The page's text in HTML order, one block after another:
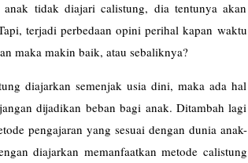
tidak diajari calistung, dia tentunya akan
terjadi perbedaan opini perihal kapan waktu
maka makin baik, atau sebaliknya?
diajarkan semenjak usia dini, maka ada hal
dijadikan beban bagi anak. Ditambah lagi
pengajaran yang sesuai dengan dunia anak-
diajarkan memanfaatkan metode calistung